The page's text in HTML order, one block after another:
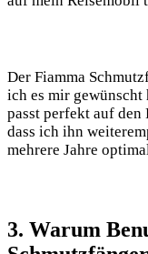
Der Fiamma
ich es mir
passt perfekt auf
dass ich ihn
mehrere Jahre
3. Warum